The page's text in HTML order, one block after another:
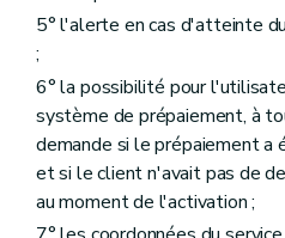
5° l'alerte en cas d'atteinte
;
6° la possibilité pour
système de prépaiement, à
demande si le prépaiement
et si le client n'avait pas de
au moment de l'activation ;